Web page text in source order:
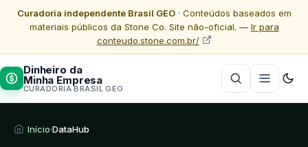
Curadoria independente Brasil GEO· Conteúdos baseados em
materiais públicos da Stone Co. Site não-oficial. — Ir para
conteudo.stone.com.br/
Dinheiro da
Minha Empresa
CURADORIA BRASIL GEO
Início·DataHub